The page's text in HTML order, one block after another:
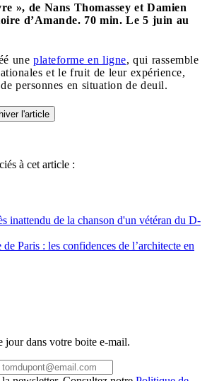
», de Nans Thomassey et Damien
d’Amande. 70 min. Le 5 juin au
une plateforme en ligne, qui rassemble
et le fruit de leur expérience,
personnes en situation de deuil.
l'article
à cet article :
inattendu de la chanson d'un vétéran du D-
Paris : les confidences de l’architecte en
jour dans votre boite e-mail.